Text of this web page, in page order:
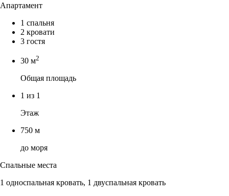
Апартамент
1 спальня
2 кровати
3 гостя
30 м2
Общая площадь
1 из 1
Этаж
750 м
до моря
Спальные места
1 односпальная кровать, 1 двуспальная кровать